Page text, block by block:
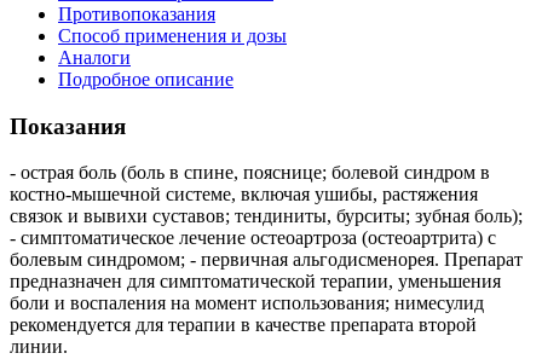
Противопоказания
Способ применения и дозы
Аналоги
Подробное описание
Показания
- острая боль (боль в спине, пояснице; болевой синдром в
костно-мышечной системе, включая ушибы, растяжения
связок и вывихи суставов; тендиниты, бурситы; зубная боль);
- симптоматическое лечение остеоартроза (остеоартрита) с
болевым синдромом; - первичная альгодисменорея. Препарат
предназначен для симптоматической терапии, уменьшения
боли и воспаления на момент использования; нимесулид
рекомендуется для терапии в качестве препарата второй
линии.